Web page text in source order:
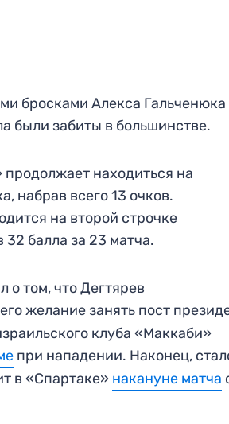
бросками Алекса Гальченюка
были забиты в большинстве.
находиться на
набрав всего 13 очков.
на второй строчке
балла за 23 матча.
том, что Дегтярев
желание занять пост
клуба «Маккаби»
при нападении. Наконец,
в «Спартаке» накануне матча